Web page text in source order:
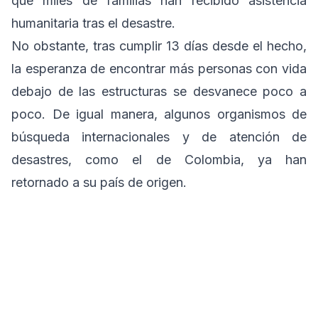
humanitaria tras el desastre.
No obstante, tras cumplir 13 días desde el hecho,
la esperanza de encontrar más personas con vida
debajo de las estructuras se desvanece poco a
poco. De igual manera, algunos organismos de
búsqueda internacionales y de atención de
desastres, como el de Colombia, ya han
retornado a su país de origen.